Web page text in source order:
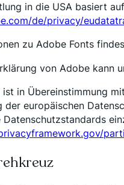
in die USA basiert
de/privacy/
zu Adobe Fonts
von Adobe kann
ist in Übereinstimmung
der europäischen